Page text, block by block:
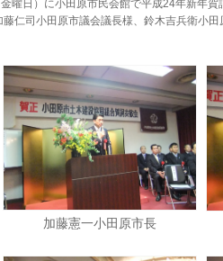
曜日）に小田原市民会館で平成24年新年賀
仁司小田原市議会議長様、鈴木吉兵衛小
加藤憲一小田原市長